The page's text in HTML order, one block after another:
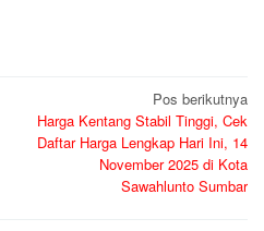
Pos berikutnya
Harga Kentang Stabil Tinggi, Cek
Daftar Harga Lengkap Hari Ini, 14
November 2025 di Kota
Sawahlunto Sumbar